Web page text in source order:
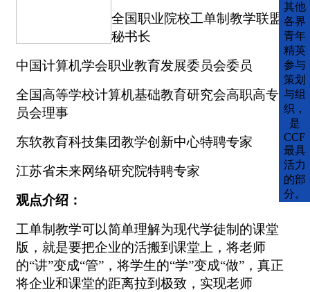
全国职业院校工单制教学联盟
秘书长
中国计算机学会职业教育发展委员会委员
全国高等学校计算机基础教育研究会高职高专委
员会理事
东软教育科技集团教学创新中心特聘专家
江苏省未来网络研究院特聘专家
观点介绍：
工单制教学可以简单理解为现代学徒制的课堂
版，就是要把企业的活搬到课堂上，将老师
的“讲”变成“管”，将学生的“学”变成“做”，真正
将企业和课堂的距离拉到极致，实现老师
其他
各界
青年
精英
参与
策划
与组
织，
是
CCF
最具
活力
的部
分。